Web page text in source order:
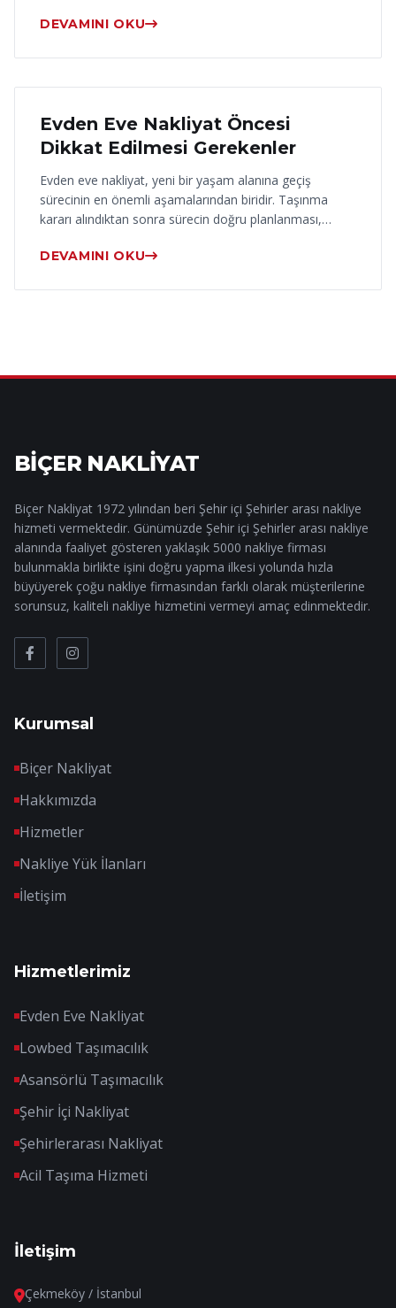
DEVAMINI OKU
16 Haziran 2026
Evden Eve Nakliyat Öncesi
Dikkat Edilmesi Gerekenler
Evden eve nakliyat, yeni bir yaşam alanına geçiş
sürecinin en önemli aşamalarından biridir. Taşınma
kararı alındıktan sonra sürecin doğru planlanması,…
DEVAMINI OKU
BİÇER NAKLİYAT
Biçer Nakliyat 1972 yılından beri Şehir içi Şehirler arası nakliye
hizmeti vermektedir. Günümüzde Şehir içi Şehirler arası nakliye
alanında faaliyet gösteren yaklaşık 5000 nakliye firması
bulunmakla birlikte işini doğru yapma ilkesi yolunda hızla
büyüyerek çoğu nakliye firmasından farklı olarak müşterilerine
sorunsuz, kaliteli nakliye hizmetini vermeyi amaç edinmektedir.
Kurumsal
Biçer Nakliyat
Hakkımızda
Hizmetler
Nakliye Yük İlanları
İletişim
Hizmetlerimiz
Evden Eve Nakliyat
Lowbed Taşımacılık
Asansörlü Taşımacılık
Şehir İçi Nakliyat
Şehirlerarası Nakliyat
Acil Taşıma Hizmeti
İletişim
Çekmeköy / İstanbul